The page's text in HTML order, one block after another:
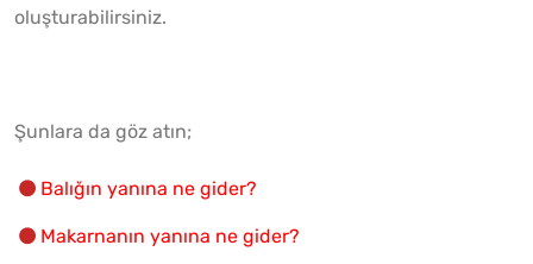
oluşturabilirsiniz.
Şunlara da göz atın;
Balığın yanına ne gider?
Makarnanın yanına ne gider?